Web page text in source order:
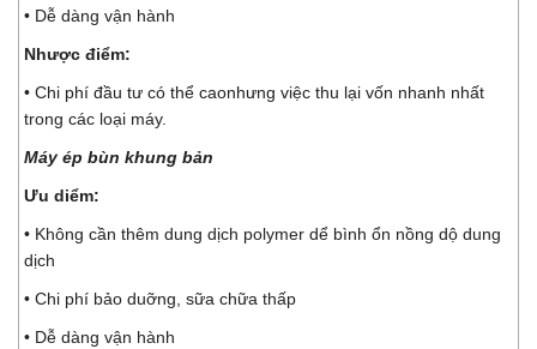
• Dễ dàng vận hành
Nhược điểm:
• Chi phí đầu tư có thể caonhưng việc thu lại vốn nhanh nhất
trong các loại máy.
Máy ép bùn khung bản
Ưu diểm:
• Không cần thêm dung dịch polymer dể bình ổn nồng dộ dung
dịch
• Chi phí bảo duỡng, sữa chữa thấp
• Dễ dàng vận hành